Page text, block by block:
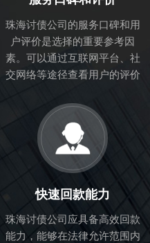
珠海讨债公司的服务口碑和用
户评价是选择的重要参考因
素。可以通过互联网平台、社
交网络等途径查看用户的评价
服务质量。
快速回款能力
珠海讨债公司应具备高效回款
能力，能够在法律允许范围内